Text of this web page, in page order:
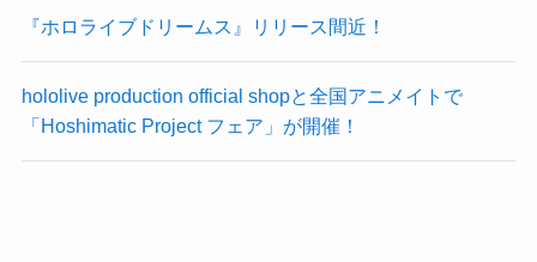
『ホロライブドリームス』リリース間近！
hololive production official shopと全国アニメイトで
「Hoshimatic Project フェア」が開催！